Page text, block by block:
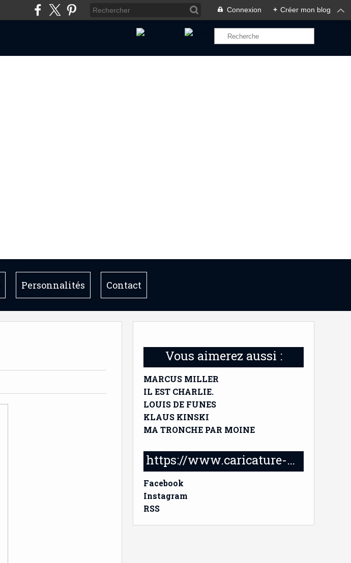
Connexion + Créer mon blog
Personnalités Contact
Vous aimerez aussi :
MARCUS MILLER
IL EST CHARLIE.
LOUIS DE FUNES
KLAUS KINSKI
MA TRONCHE PAR MOINE
https://www.caricature-delabruyere.com/
Facebook
Instagram
RSS